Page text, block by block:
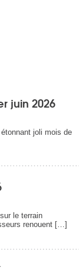
juin 2026
joli mois de
le terrain
renouent […]